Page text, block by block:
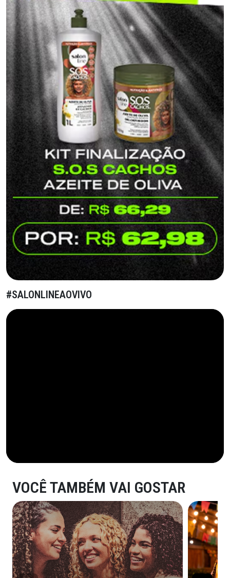
#SALONLINEAOVIVO
VOCÊ TAMBÉM VAI GOSTAR